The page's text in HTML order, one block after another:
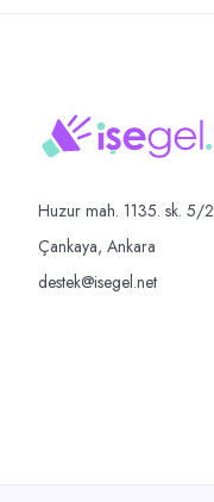
Huzur mah. 1135. sk. 5/2
Çankaya, Ankara
destek@isegel.net